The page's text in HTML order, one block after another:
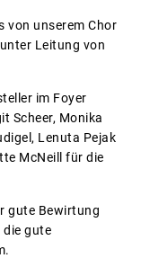
von unserem Chor
Leitung von
im Foyer
Scheer, Monika
Lenuta Pejak
McNeill für die
gute Bewirtung
die gute